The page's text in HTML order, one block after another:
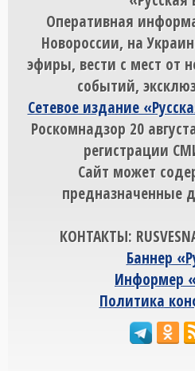
Оперативная
Новороссии, на
эфиры, вести с мест от
событий,
Сетевое издание
Роскомнадзор 20
регистрации
Сайт может
предназначенные
КОНТАКТЫ:
Баннер
Информер
Политика